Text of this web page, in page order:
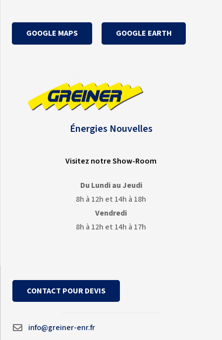
GOOGLE MAPS GOOGLE EARTH
Énergies Nouvelles
Visitez notre Show-Room
Du Lundi au Jeudi
8h à 12h et 14h à 18h
Vendredi
8h à 12h et 14h à 17h
CONTACT POUR DEVIS
info@greiner-enr.fr